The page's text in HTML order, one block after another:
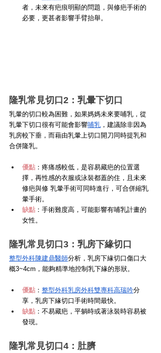
者，未來有疤痕明顯的問題，與修疤手術的
必要，更甚者影響手臂抬舉。
隆乳常見切口2：乳暈下切口
乳暈的切口較為困難，如果媽媽未來要哺乳，從
乳暈下切口很有可能會影響哺乳 ，建議除非因為
乳房較下垂，而藉由乳暈上切口開刀同時提乳和
合併隆乳。
優點 ：疼痛感較低，是容易藏疤的位置選
擇，再性感的衣服或泳裝都蓋的住，且未來
修疤與修 乳暈手術可同時進行，可合併縮乳
暈手術。
缺點 ：手術難度高，可能影響有哺乳計畫的
女性。
隆乳常見切口3：乳房下緣切口
整型外科陳建鼎醫師分析，乳房下緣切口傷口大
概3~4cm，能夠精準地控制乳下緣的形狀。
優點 ： 整型外科乳房外科雙專科高瑞吟分
享，乳房下緣切口手術時間最快。
缺點 ：不易藏疤，平躺時或著泳裝時容易被
發現。
隆乳常見切口4：肚臍